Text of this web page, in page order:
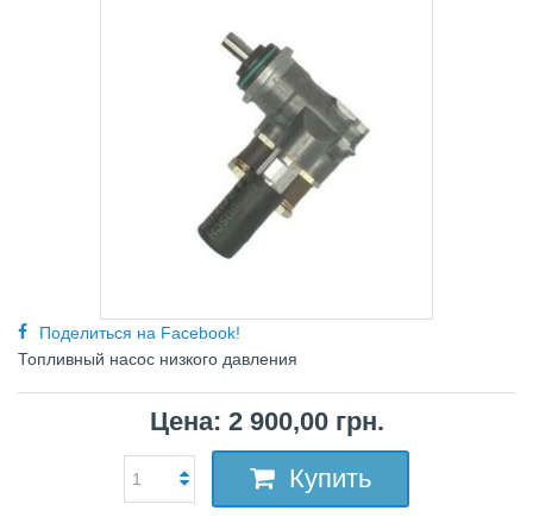
Поделиться на Facebook!
Топливный насос низкого давления
Цена: 2 900,00 грн.
Купить